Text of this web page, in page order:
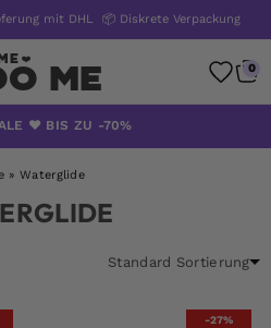
mit DHL 📦 Diskrete Verpackung
Me 0
❤️ BIS ZU -70%
»Waterglide
-27%